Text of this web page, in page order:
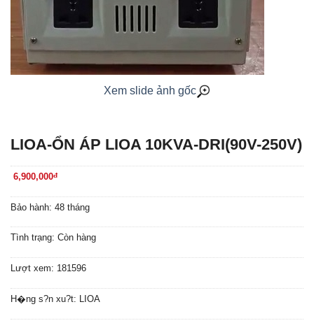
Xem slide ảnh gốc
LIOA-ỔN ÁP LIOA 10KVA-DRI(90V-250V)
6,900,000đ
Bảo hành: 48 tháng
Tình trạng: Còn hàng
Lượt xem: 181596
H�ng s?n xu?t: LIOA